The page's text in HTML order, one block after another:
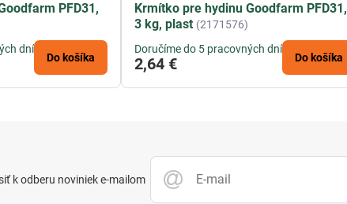
PFD31,
dní
Do košíka
Krmítko pre hydinu Goodfarm PFD31,
3 kg, plast (2171576)
Doručíme do 5 pracovných dní
2,64 € Do košíka
k odberu noviniek e-mailom